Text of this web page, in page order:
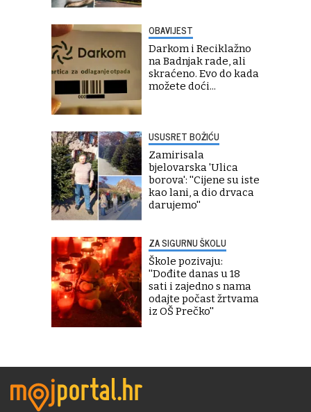
OBAVIJEST
Darkom i Reciklažno
na Badnjak rade, ali
skraćeno. Evo do kada
možete doći...
USUSRET BOŽIĆU
Zamirisala
bjelovarska 'Ulica
borova': ''Cijene su iste
kao lani, a dio drvaca
darujemo''
ZA SIGURNU ŠKOLU
Škole pozivaju:
''Dođite danas u 18
sati i zajedno s nama
odajte počast žrtvama
iz OŠ Prečko''